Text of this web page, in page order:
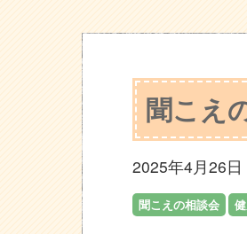
聞こえ
2025年4月26
聞こえの相談会